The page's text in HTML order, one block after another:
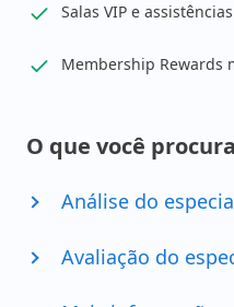
Salas VIP e
Membership Rewards
O que você
Análise do
Avaliação do